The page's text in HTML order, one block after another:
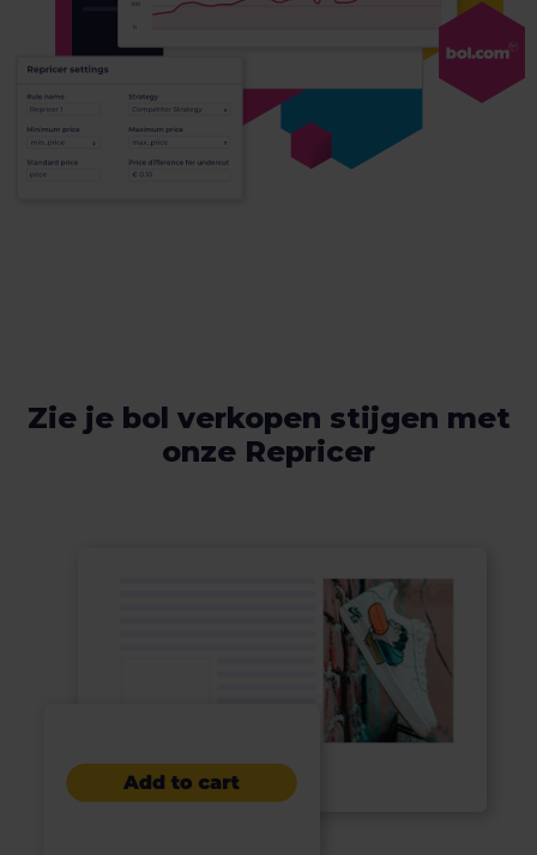
Zie je bol verkopen stijgen met
onze Repricer